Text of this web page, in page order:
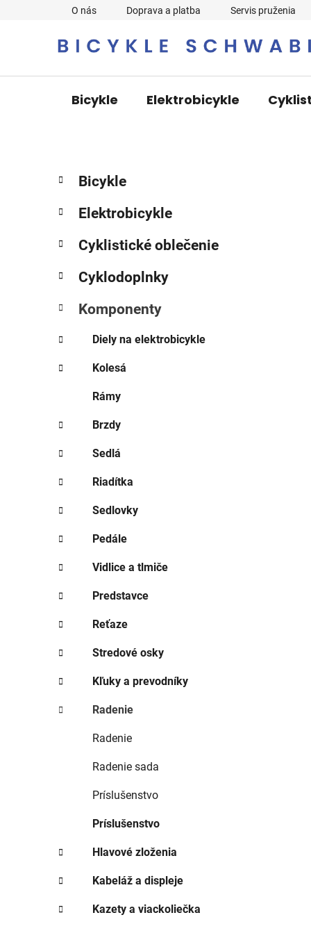
O nás Doprava a platba Servis pruženia
Bicykle Elektrobicykle
B
o
č
ý
a
n
e
l
kategórie
K
a
e
ó
i
Bicykle
Elektrobicykle
Cyklistické oblečenie
Cyklodoplnky
Komponenty
Diely na elektrobicykle
Kolesá
Rámy
Brzdy
Sedlá
Riadítka
Sedlovky
Pedále
Vidlice a tlmiče
Predstavce
Reťaze
Stredové osky
Kľuky a prevodníky
Radenie
Radenie
Radenie sada
Príslušenstvo
Príslušenstvo
Hlavové zloženia
Kabeláž a displeje
Kazety a viackoliečka